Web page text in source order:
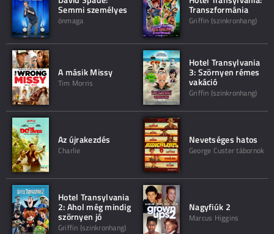
Semmi személyes
önmaga
Transzformánia
Griffin (szinkronhang)
A másik Missy
Tim Morris
Hotel Transylvania
3: Szörnyen rémes
vakáció
Griffin (szinkronhang)
Az újrakezdés
Charlie
Nevetséges hatos
George Custer tábornok
Hotel Transylvania
2: Ahol még mindig
szörnyen jó
Griffin (szinkronhang)
Nagyfiúk 2
Marcus Higgins